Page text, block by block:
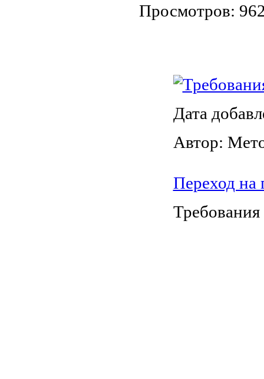
Просмотров:
Дата
Автор:
Переход на
Требования